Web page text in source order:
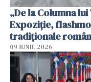
„De la Columna
Expoziție,
tradiționale
09 IUNIE 2026